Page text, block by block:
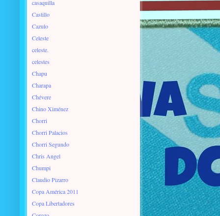
casaquilla
Castillo
Cazulo
Celeste
celeste.
celestes
Chapu
Charapa
Chévere
Chino Ximénez
Chorri
Chorri Palacios
Chorri Segundo
Chris Angel
Chumpi
Claudio Pizarro
Copa América 2011
Copa Libertadores